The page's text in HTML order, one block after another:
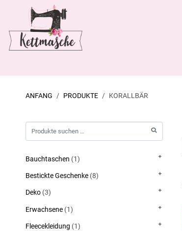
ANFANG PRODUKTE KORALLBÄR
Bauchtaschen (1)
Bestickte Geschenke (8)
Deko (3)
Erwachsene (1)
Fleecekleidung (1)